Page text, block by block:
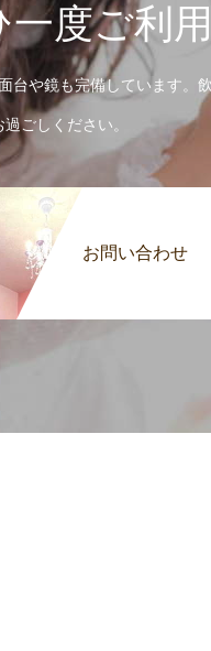
度ご利用
や鏡も完備しています。
ごしください。
お問い合わせ